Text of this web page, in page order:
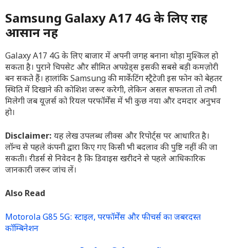
Samsung Galaxy A17 4G के लिए राह
आसान नहीं
Galaxy A17 4G के लिए बाजार में अपनी जगह बनाना थोड़ा मुश्किल हो
सकता है। पुराने चिपसेट और सीमित अपग्रेड्स इसकी सबसे बड़ी कमज़ोरी
बन सकते हैं। हालांकि Samsung की मार्केटिंग स्ट्रैटेजी इस फोन को बेहतर
स्थिति में दिखाने की कोशिश जरूर करेगी, लेकिन असल सफलता तो तभी
मिलेगी जब यूज़र्स को रियल परफॉर्मेंस में भी कुछ नया और दमदार अनुभव
हो।
Disclaimer: यह लेख उपलब्ध लीक्स और रिपोर्ट्स पर आधारित है।
लॉन्च से पहले कंपनी द्वारा किए गए किसी भी बदलाव की पुष्टि नहीं की जा
सकती। रीडर्स से निवेदन है कि डिवाइस खरीदने से पहले आधिकारिक
जानकारी जरूर जांच लें।
Also Read
Motorola G85 5G: स्टाइल, परफॉर्मेंस और फीचर्स का जबरदस्त
कॉम्बिनेशन